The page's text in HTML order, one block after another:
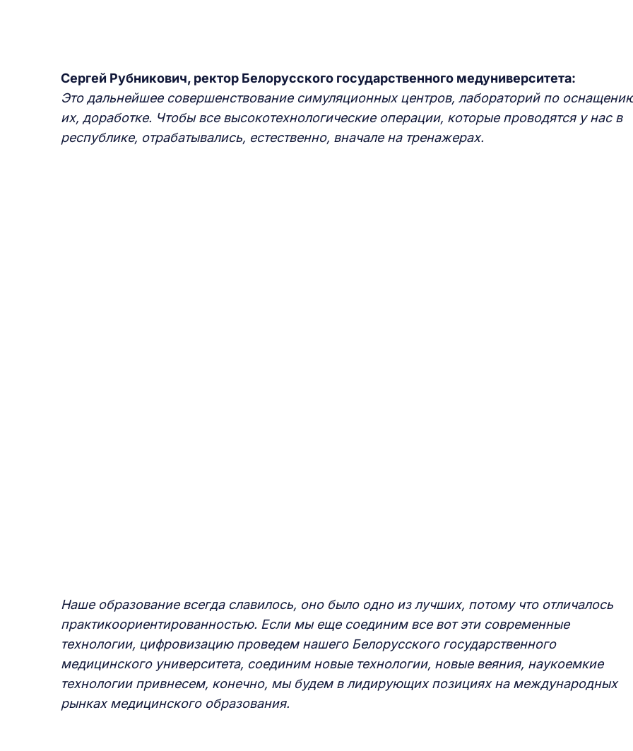
Сергей Рубникович, ректор Белорусского государственного медуниверситета:
Это дальнейшее совершенствование симуляционных центров, лабораторий по
их, доработке. Чтобы все высокотехнологические операции, которые проводятся у нас в
республике, отрабатывались, естественно, вначале на тренажерах.
Наше образование всегда славилось, оно было одно из лучших, потому что отличалось
практикоориентированностью. Если мы еще соединим все вот эти современные
технологии, цифровизацию проведем нашего Белорусского государственного
медицинского университета, соединим новые технологии, новые веяния, наукоемкие
технологии привнесем, конечно, мы будем в лидирующих позициях на международных
рынках медицинского образования.